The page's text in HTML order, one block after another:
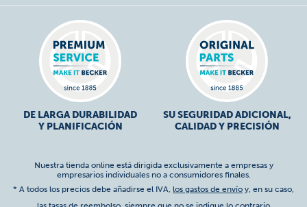
DE LARGA DURABILIDAD
Y PLANIFICACIÓN
SU SEGURIDAD ADICIONAL,
CALIDAD Y PRECISIÓN
Nuestra tienda online está dirigida exclusivamente a empresas y
empresarios individuales no a consumidores finales.
* A todos los precios debe añadirse el IVA, los gastos de envío y, en su caso,